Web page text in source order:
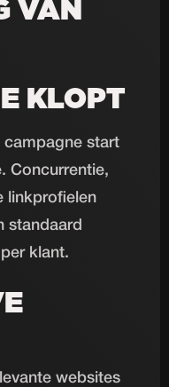
VAN
KLOPT
campagne start
Concurrentie,
linkprofielen
standaard
klant.
websites